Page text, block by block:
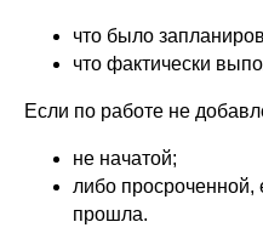
что было
что фактически
Если по работе не
не начатой;
либо просроченной,
прошла.